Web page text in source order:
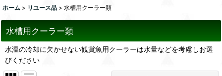
ホーム > リユース品 > 水槽用クーラー類
水槽用クーラー類
水温の冷却に欠かせない観賞魚用クーラーは水量などを考慮しお選
びください